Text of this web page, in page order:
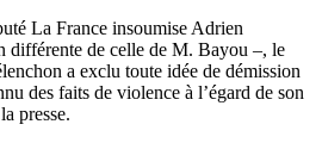
La France insoumise Adrien
différente de celle de M. Bayou –, le
a exclu toute idée de démission
des faits de violence à l’égard de son
presse.